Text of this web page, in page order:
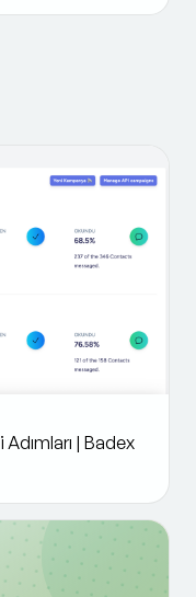
| Badex